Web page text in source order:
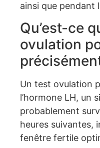
ainsi que pendant
Qu’est-ce
ovulation
Un test ovulation
l’hormone LH, un
probablement
heures suivantes,
fenêtre fertile